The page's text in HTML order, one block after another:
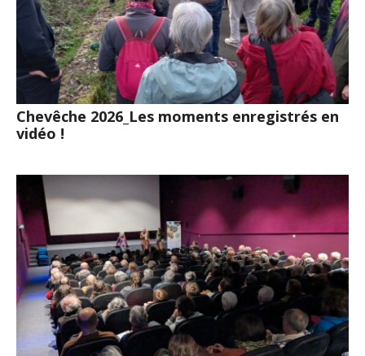
Chevêche 2026_Les moments enregistrés en
vidéo !